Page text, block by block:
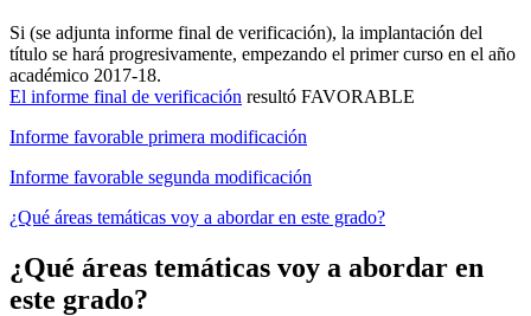
Si (se adjunta informe final de verificación), la implantación del
título se hará progresivamente, empezando el primer curso en el año
académico 2017-18.
El informe final de verificación resultó FAVORABLE
Informe favorable primera modificación
Informe favorable segunda modificación
¿Qué áreas temáticas voy a abordar en este grado?
¿Qué áreas temáticas voy a abordar en
este grado?